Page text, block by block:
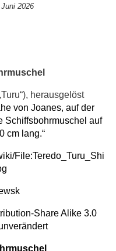
2026
herausgelöst
von Joanes, auf der
Schiffsbohrmuschel auf
cm lang.“
File:Teredo_Turu_Shi
Share Alike 3.0